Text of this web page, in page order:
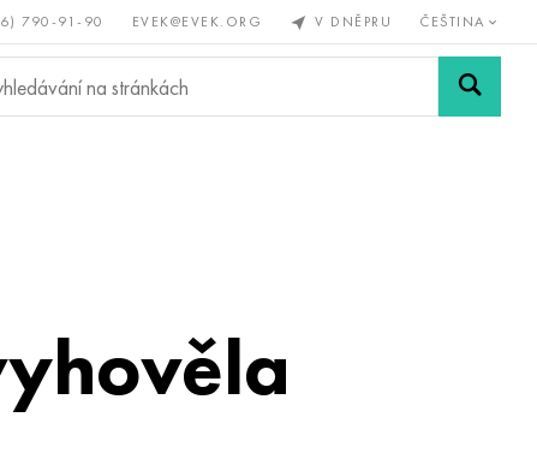
790-91-90 EVEK@EVEK.ORG V DNĚPRU ČEŠTINA
Legovaná Sítě a